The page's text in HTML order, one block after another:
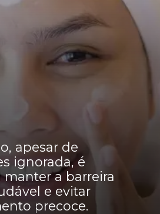
apesar de
ignorada, é
manter a barreira
e evitar
precoce.